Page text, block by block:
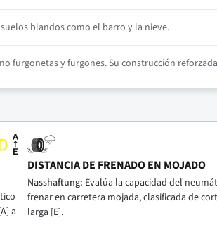
blandos como el barro y la nieve.
furgonetas y furgones. Su construcción
a
DISTANCIA DE FRENADO EN MOJADO
Nasshaftung: Evalúa la capacidad del
frenar en carretera mojada, clasificada de
larga [E].